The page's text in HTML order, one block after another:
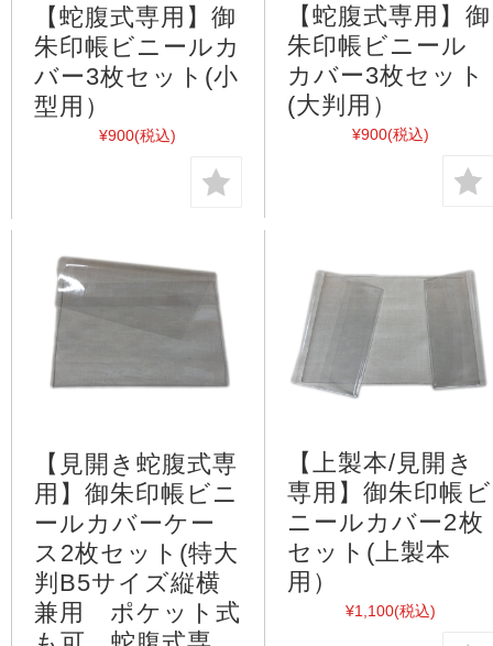
【蛇腹式専用】御
朱印帳ビニールカ
バー3枚セット(小
型用）
¥900(税込)
【蛇腹式専用】御
朱印帳ビニール
カバー3枚セット
(大判用）
¥900(税込)
【見開き蛇腹式専
用】御朱印帳ビニ
ールカバーケー
ス2枚セット(特大
判B5サイズ縦横
兼用 ポケット式
【上製本/見開き
専用】御朱印帳ビ
ニールカバー2枚
セット(上製本
用）
¥1,100(税込)